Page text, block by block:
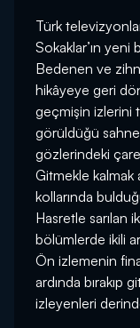
Türk
Sokaklar’ın yeni
Bedenen ve
hikâyeye geri
geçmişin izlerini
görüldüğü sahne
gözlerindeki
Gitmekle kalmak
kollarında
Hasretle sarılan
bölümlerde ikili
Ön izlemenin
ardında bırakıp
izleyenleri